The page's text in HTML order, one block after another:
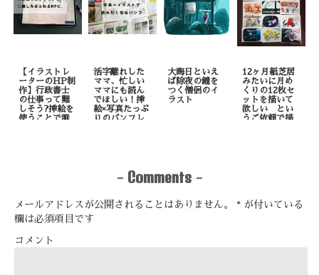
【イラストレ
ーターのHP制
作】行政書士
の仕事って難
しそう?挿絵を
使うことで誰
活字離れした
ママ、忙しい
ママにも読ん
でほしい！挿
絵×写真たっぷ
りのパンフレ
大晦日といえ
ば除夜の鐘を
つく僧侶のイ
ラスト
12ヶ月紙芝居
みたいに月め
くりの12枚セ
ットを描いて
欲しい とい
うご依頼で描
- Comments -
メールアドレスが公開されることはありません。 * が付いている
欄は必須項目です
コメント